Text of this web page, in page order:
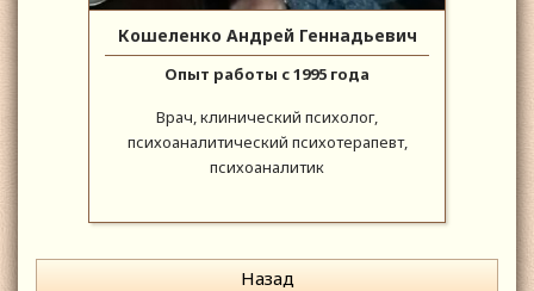
Кошеленко Андрей Геннадьевич
Опыт работы с 1995 года
Врач, клинический психолог,
психоаналитический психотерапевт,
психоаналитик
Назад